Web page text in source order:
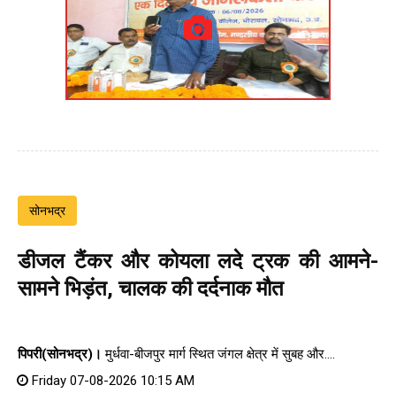
सोनभद्र
डीजल टैंकर और कोयला लदे ट्रक की आमने-
सामने भिड़ंत, चालक की दर्दनाक मौत
पिपरी(सोनभद्र)। मुर्धवा-बीजपुर मार्ग स्थित जंगल क्षेत्र में सुबह और....
Friday 07-08-2026 10:15 AM